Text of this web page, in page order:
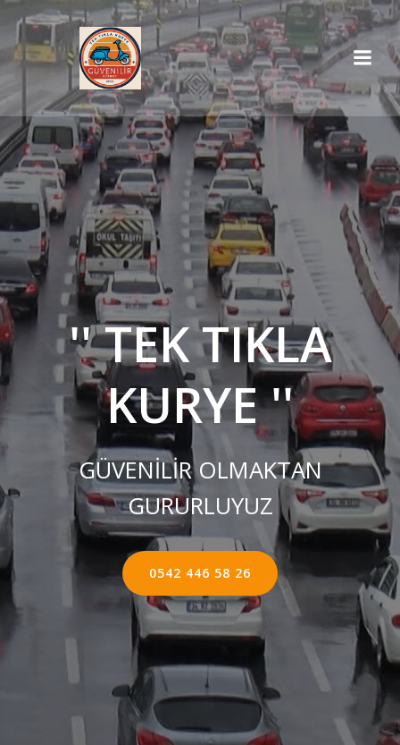
İçeriğe
geç
'' TEK TIKLA
KURYE ''
GÜVENİLİR OLMAKTAN
GURURLUYUZ
0542 446 58 26